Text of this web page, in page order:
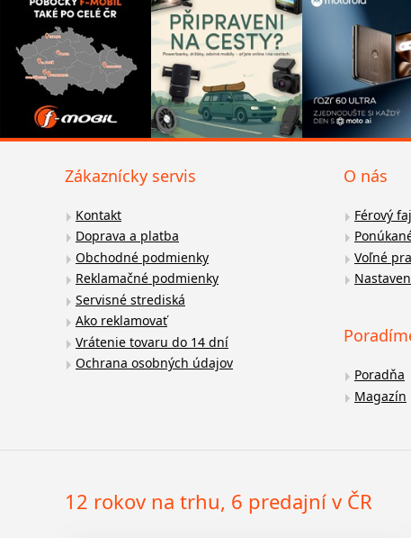
Zákaznícky servis
Kontakt
Doprava a platba
Obchodné podmienky
Reklamačné podmienky
Servisné strediská
Ako reklamovať
Vrátenie tovaru do 14 dní
Ochrana osobných údajov
O nás
Férový
Voľné
Poradňa
Magazín
12 rokov na trhu, 6 predajní v ČR